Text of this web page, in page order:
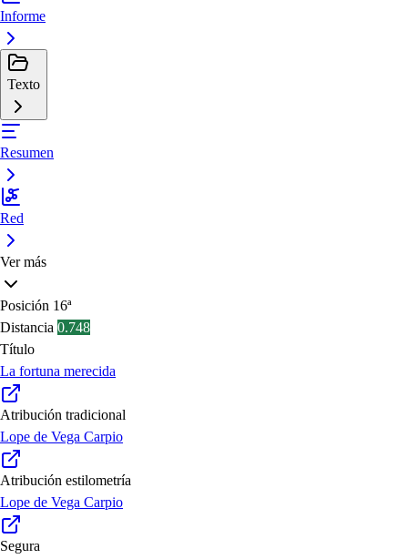
Informe
Texto
Resumen
Red
Ver más
Posición 16ª
Distancia 0.748
Título
La fortuna merecida
Atribución tradicional
Lope de Vega Carpio
Atribución estilometría
Lope de Vega Carpio
Segura